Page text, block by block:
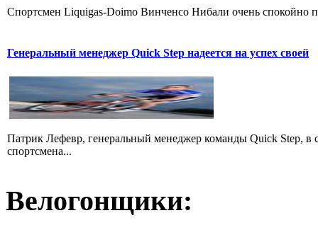
Cпортсмен Liquigas-Doimo Винченсо Нибали очень спокойно
Генеральный менеджер Quick Step надеется на успех своей
Патрик Лефевр, генеральный менеджер команды Quick Step, в
спортсмена...
Велогонщики: